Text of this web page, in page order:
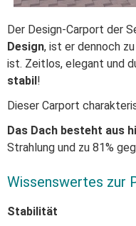
Der Design-Carport der
Design, ist er dennoch
ist. Zeitlos, elegant und
stabil!
Dieser Carport
Das Dach besteht aus
Strahlung und zu 81%
Wissenswertes zur
Stabilität